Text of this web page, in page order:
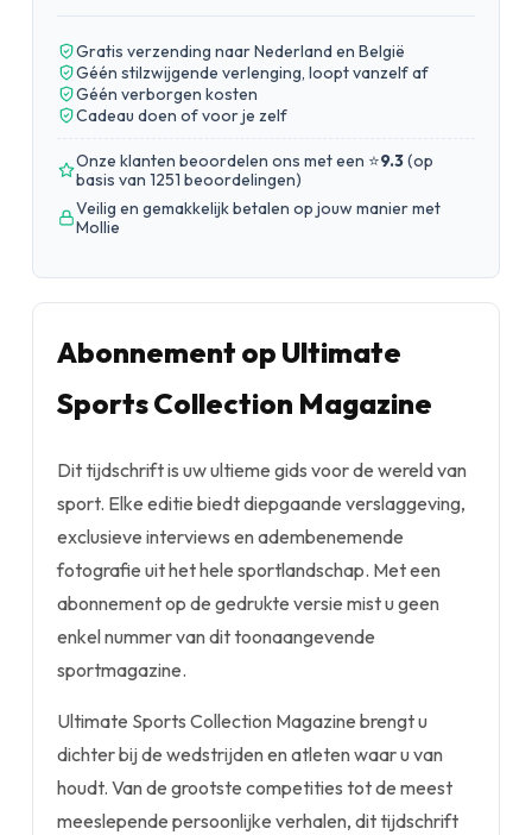
Gratis verzending naar Nederland en België
Géén stilzwijgende verlenging, loopt vanzelf af
Géén verborgen kosten
Cadeau doen of voor je zelf
Onze klanten beoordelen ons met een ⭐9.3(op
basis van 1251 beoordelingen)
Veilig en gemakkelijk betalen op jouw manier met
Mollie
Abonnement op Ultimate
Sports Collection Magazine
Dit tijdschrift is uw ultieme gids voor de wereld van
sport. Elke editie biedt diepgaande verslaggeving,
exclusieve interviews en adembenemende
fotografie uit het hele sportlandschap. Met een
abonnement op de gedrukte versie mist u geen
enkel nummer van dit toonaangevende
sportmagazine.
Ultimate Sports Collection Magazine brengt u
dichter bij de wedstrijden en atleten waar u van
houdt. Van de grootste competities tot de meest
meeslepende persoonlijke verhalen, dit tijdschrift